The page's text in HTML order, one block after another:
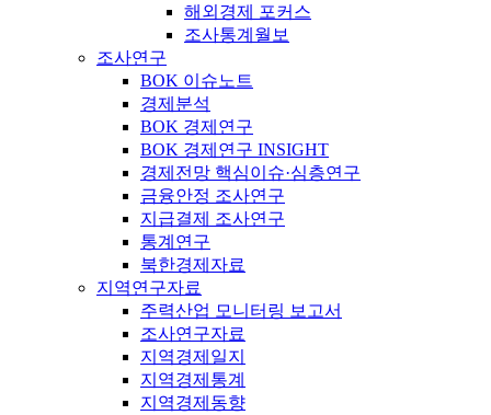
해외경제 포커스
조사통계월보
조사연구
BOK 이슈노트
경제분석
BOK 경제연구
BOK 경제연구 INSIGHT
경제전망 핵심이슈·심층연구
금융안정 조사연구
지급결제 조사연구
통계연구
북한경제자료
지역연구자료
주력산업 모니터링 보고서
조사연구자료
지역경제일지
지역경제통계
지역경제동향